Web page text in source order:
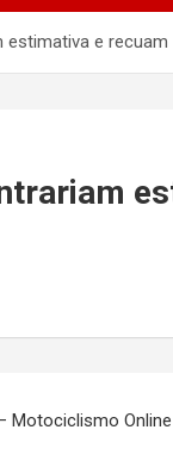
e recuam
Motociclismo Online